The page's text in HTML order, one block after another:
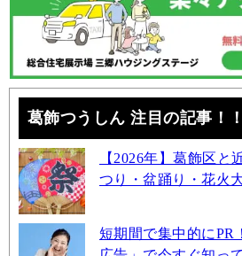
葛飾つうしん 注目の記事！！
【2026年】葛飾区と
つり・盆踊り・花火
短期間で集中的にPR